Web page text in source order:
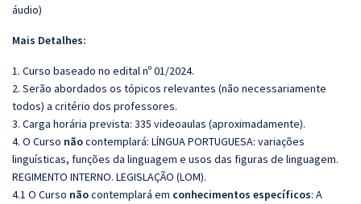
áudio)
Mais Detalhes:
1. Curso baseado no edital nº 01/2024.
2. Serão abordados os tópicos relevantes (não necessariamente
todos) a critério dos professores.
3. Carga horária prevista: 335 videoaulas (aproximadamente).
4. O Curso nãocontemplará: LÍNGUA PORTUGUESA: variações
linguísticas, funções da linguagem e usos das figuras de linguagem.
REGIMENTO INTERNO. LEGISLAÇÃO (LOM).
4.1 O Curso nãocontemplará em conhecimentos específicos: A